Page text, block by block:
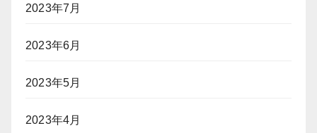
2023年7月
2023年6月
2023年5月
2023年4月